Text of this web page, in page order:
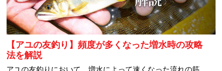
【アユの友釣り】頻度が多くなった増水時の攻略
法を解説